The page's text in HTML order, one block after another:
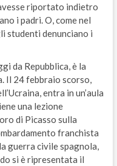
avesse riportato indietro
i padri. O, come nel
studenti denunciano i
da Repubblica, è la
Il 24 febbraio scorso,
entra in un’aula
una lezione
di Picasso sulla
franchista
guerra civile spagnola,
si è ripresentata il